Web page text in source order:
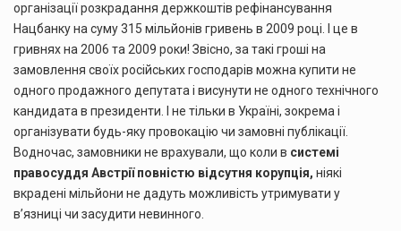
організації розкрадання держкоштів рефінансування
Нацбанку на суму 315 мільйонів гривень в 2009 році. І це в
гривнях на 2006 та 2009 роки! Звісно, за такі гроші на
замовлення своїх російських господарів можна купити не
одного продажного депутата і висунути не одного технічного
кандидата в президенти. І не тільки в Україні, зокрема і
організувати будь-яку провокацію чи замовні публікації.
Водночас, замовники не врахували, що коли в системі
правосуддя Австрії повністю відсутня корупція, ніякі
вкрадені мільйони не дадуть можливість утримувати у
в’язниці чи засудити невинного.